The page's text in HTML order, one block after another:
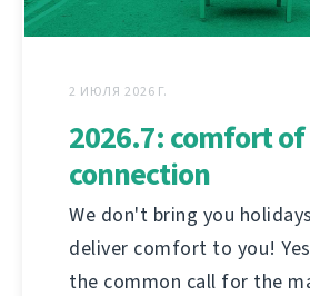
2 ИЮЛЯ 2026 Г.
2026.7: comfort of
connection
We don't bring you
deliver comfort to you!
the common call for the